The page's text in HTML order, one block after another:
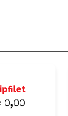
0,00